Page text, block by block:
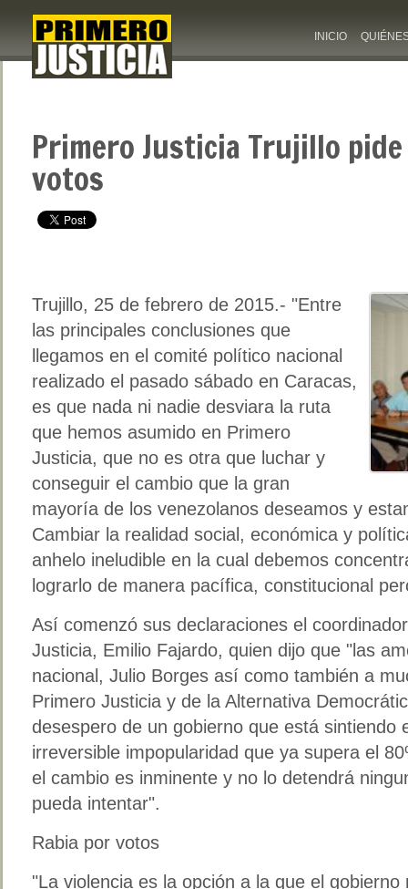
INICIO
Primero Justicia Trujillo
votos
Trujillo, 25 de febrero de 2015.- "Entre
las principales conclusiones que
llegamos en el comité político nacional
realizado el pasado sábado en Caracas,
es que nada ni nadie desviara la ruta
que hemos asumido en Primero
Justicia, que no es otra que luchar y
conseguir el cambio que la gran
mayoría de los venezolanos deseamos y
Cambiar la realidad social, económica y
anhelo ineludible en la cual debemos
lograrlo de manera pacífica, constitucional
Así comenzó sus declaraciones el
Justicia, Emilio Fajardo, quien dijo que "las
nacional, Julio Borges así como también a
Primero Justicia y de la Alternativa
desespero de un gobierno que está sintiendo
irreversible impopularidad que ya supera el
el cambio es inminente y no lo detendrá
pueda intentar".
Rabia por votos
"La violencia es la opción a la que el